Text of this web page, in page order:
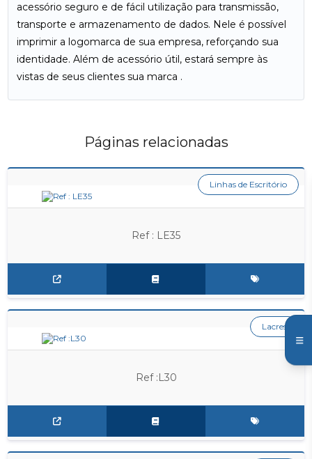
acessório seguro e de fácil utilização para transmissão,
transporte e armazenamento de dados. Nele é possível
imprimir a logomarca de sua empresa, reforçando sua
identidade. Além de acessório útil, estará sempre às
vistas de seus clientes sua marca .
Páginas relacionadas
Ref : LE35
Linhas de Escritório
Ref :L30
Lacres